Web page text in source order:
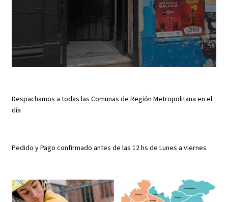
Despachamos a todas las Comunas de Región Metropolitana en el
dia
Pedido y Pago confirmado antes de las 12 hs de Lunes a viernes